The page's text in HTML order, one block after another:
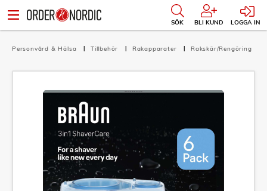
SÖK BLI KUND LOGGA IN
Personvård & Hälsa Tillbehör Rakapparater Rakskär/Rengöring